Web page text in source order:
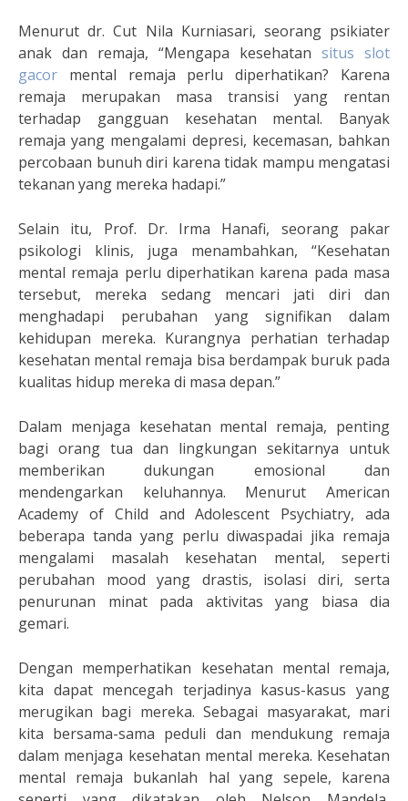
Menurut dr. Cut Nila Kurniasari, seorang psikiater
anak dan remaja, “Mengapa kesehatan situs slot
gacor mental remaja perlu diperhatikan? Karena
remaja merupakan masa transisi yang rentan
terhadap gangguan kesehatan mental. Banyak
remaja yang mengalami depresi, kecemasan, bahkan
percobaan bunuh diri karena tidak mampu mengatasi
tekanan yang mereka hadapi.”
Selain itu, Prof. Dr. Irma Hanafi, seorang pakar
psikologi klinis, juga menambahkan, “Kesehatan
mental remaja perlu diperhatikan karena pada masa
tersebut, mereka sedang mencari jati diri dan
menghadapi perubahan yang signifikan dalam
kehidupan mereka. Kurangnya perhatian terhadap
kesehatan mental remaja bisa berdampak buruk pada
kualitas hidup mereka di masa depan.”
Dalam menjaga kesehatan mental remaja, penting
bagi orang tua dan lingkungan sekitarnya untuk
memberikan dukungan emosional dan
mendengarkan keluhannya. Menurut American
Academy of Child and Adolescent Psychiatry, ada
beberapa tanda yang perlu diwaspadai jika remaja
mengalami masalah kesehatan mental, seperti
perubahan mood yang drastis, isolasi diri, serta
penurunan minat pada aktivitas yang biasa dia
gemari.
Dengan memperhatikan kesehatan mental remaja,
kita dapat mencegah terjadinya kasus-kasus yang
merugikan bagi mereka. Sebagai masyarakat, mari
kita bersama-sama peduli dan mendukung remaja
dalam menjaga kesehatan mental mereka. Kesehatan
mental remaja bukanlah hal yang sepele, karena